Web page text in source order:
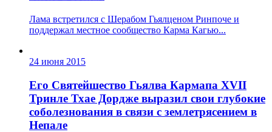
Лама встретился с Шерабом Гьялценом Ринпоче и
поддержал местное сообщество Карма Кагью...
24 июня 2015
Его Святейшество Гьялва Кармапа XVII
Тринле Тхае Дордже выразил свои глубокие
соболезнования в связи с землетрясением в
Непале